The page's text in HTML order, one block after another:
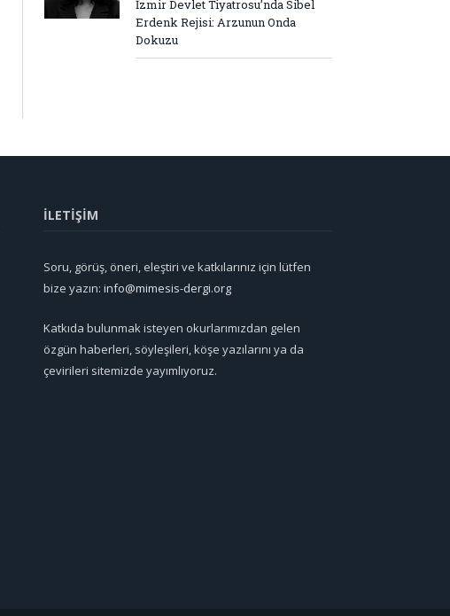
İzmir Devlet Tiyatrosu’nda Sibel
Erdenk Rejisi: Arzunun Onda
Dokuzu
İLETİŞİM
Soru, görüş, öneri, eleştiri ve katkılarınız için lütfen
bize yazın: info@mimesis-dergi.org
Katkıda bulunmak isteyen okurlarımızdan gelen
özgün haberleri, söyleşileri, köşe yazılarını ya da
çevirileri sitemizde yayımlıyoruz.